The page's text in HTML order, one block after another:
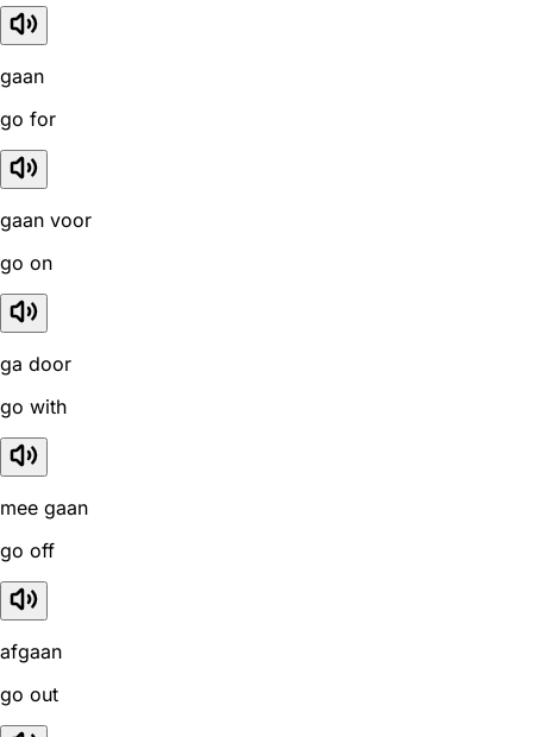
gaan
go for
gaan voor
go on
ga door
go with
mee gaan
go off
afgaan
go out